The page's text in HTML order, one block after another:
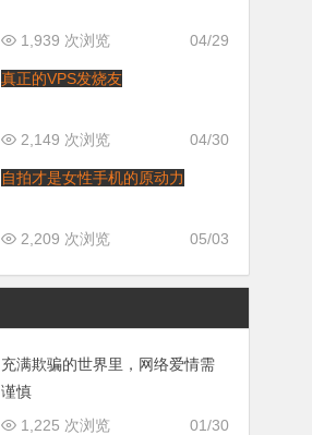
04/29
1,939 次浏览
真正的VPS发烧友
04/30
2,149 次浏览
自拍才是女性手机的原动力
05/03
2,209 次浏览
充满欺骗的世界里，网络爱情需
谨慎
01/30
1,225 次浏览